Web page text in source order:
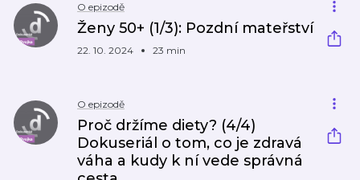
O epizodě
Ženy 50+ (1/3): Pozdní mateřství
22. 10. 2024 23 min
O epizodě
Proč držíme diety? (4/4)
Dokuseriál o tom, co je zdravá
váha a kudy k ní vede správná